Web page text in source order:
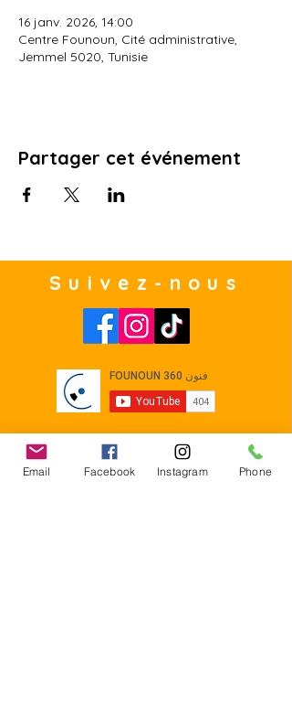
16 janv. 2026, 14:00
Centre Founoun, Cité administrative,
Jemmel 5020, Tunisie
Partager cet événement
Suivez-nous
Email Facebook Instagram Phone